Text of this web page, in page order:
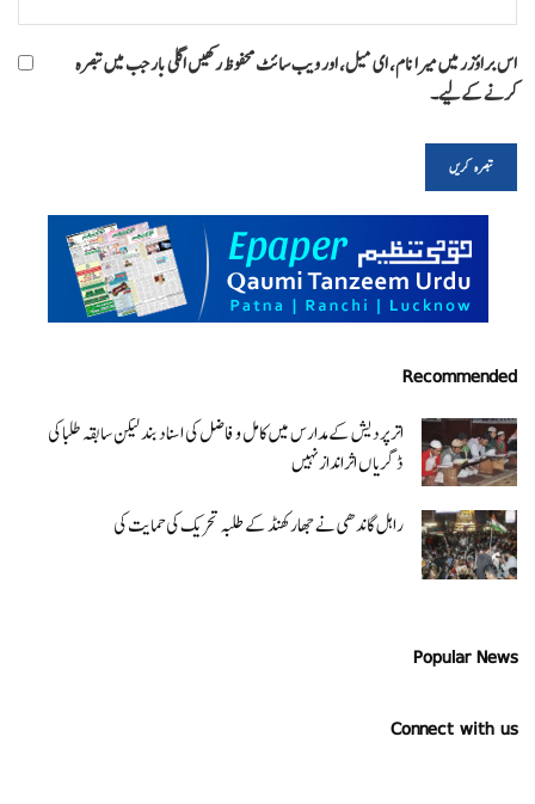
اس براؤزر میں میرا نام، ای میل، اور ویب سائٹ محفوظ رکھیں اگلی بار جب میں تبصرہ
کرنے کےلیے۔
Recommended
اتر پردیش کےمدارس میں کامل و فاضل کی اسناد بند لیکن سابقہ طلبا کی
ڈگریا ں اثرانداز نہیں
راہل گاندھی نے جھارکھنڈ کے طلبہ تحریک کی حمایت کی
Popular News
Connect with us